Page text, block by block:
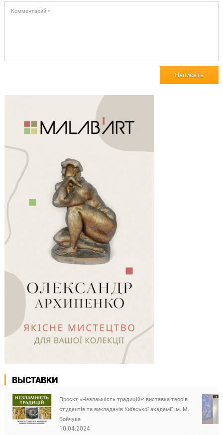
Написать
ВЫСТАВКИ
Проєкт «Незламність традицій»: виставка творів
студентів та викладачів Київської академії ім. М.
Бойчука
10.04.2024